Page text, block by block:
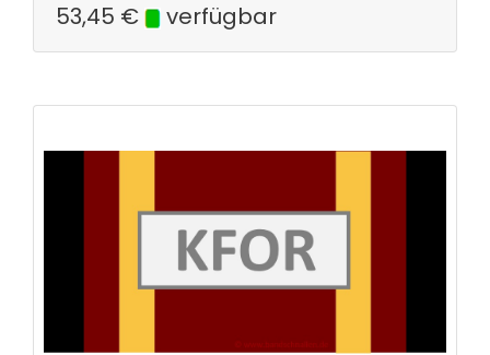
53,45 € verfügbar